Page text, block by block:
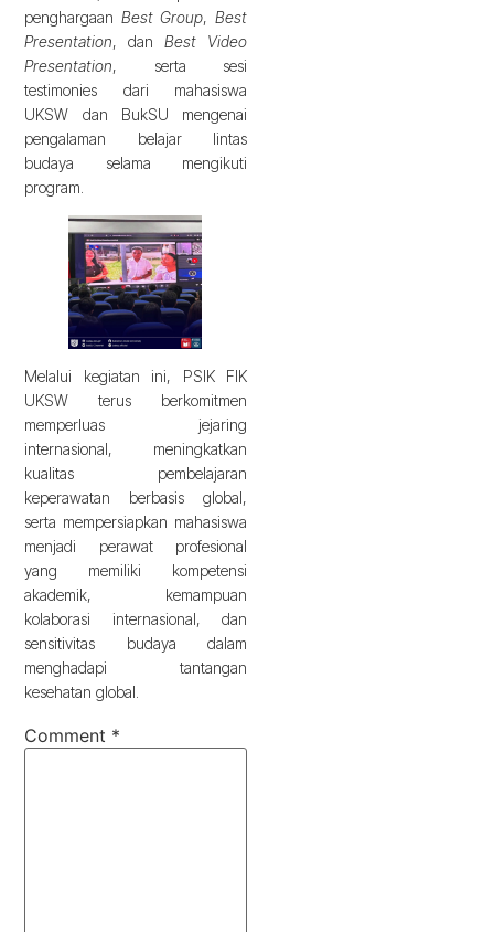
penghargaan Best Group,Best
Presentation, danBest Video
Presentation, serta sesi
testimonies dari mahasiswa
UKSW dan BukSU mengenai
pengalaman belajar lintas
budaya selama mengikuti
program.
Melalui kegiatan ini, PSIK FIK
UKSW terus berkomitmen
memperluas jejaring
internasional, meningkatkan
kualitas pembelajaran
keperawatan berbasis global,
serta mempersiapkan mahasiswa
menjadi perawat profesional
yang memiliki kompetensi
akademik, kemampuan
kolaborasi internasional, dan
sensitivitas budaya dalam
menghadapi tantangan
kesehatan global.
Comment *